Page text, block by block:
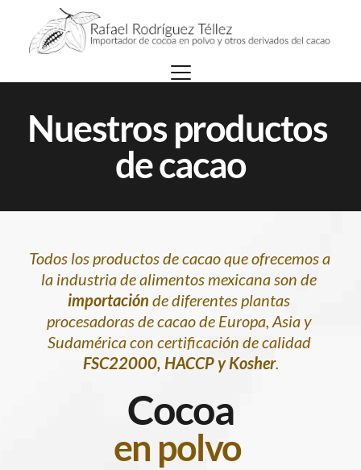
Nuestros productos
de cacao
Todos los productos de cacao que ofrecemos a
importación de diferentes plantas
procesadoras de cacao de Europa, Asia y
Sudamérica con certificación de calidad
FSC22000, HACCP y Kosher.
Cocoa
en polvo